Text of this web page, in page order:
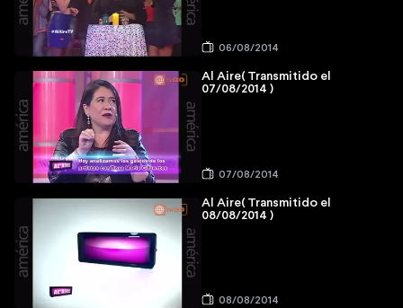
06/08/2014
Al Aire( Transmitido el
07/08/2014 )
07/08/2014
Al Aire( Transmitido el
08/08/2014 )
08/08/2014